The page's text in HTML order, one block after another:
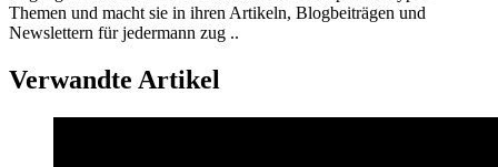
Themen und macht sie in ihren Artikeln, Blogbeiträgen und
Newslettern für jedermann zug ..
Verwandte Artikel